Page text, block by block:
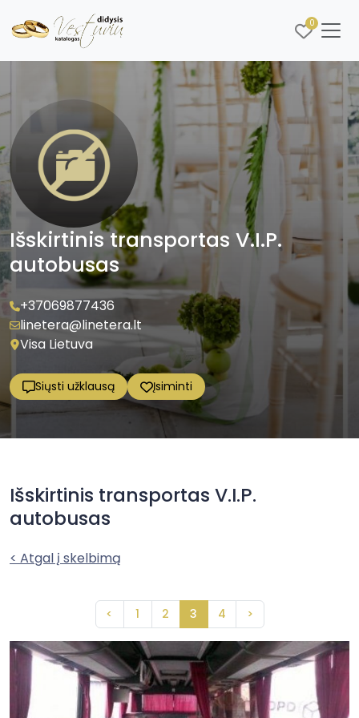
0
Išskirtinis transportas V.I.P.
autobusas
+37069877436
linetera@linetera.lt
Visa Lietuva
Siųsti užklausą Įsiminti
Išskirtinis transportas V.I.P.
autobusas
< Atgal į skelbimą
< 1 2 3 4 >